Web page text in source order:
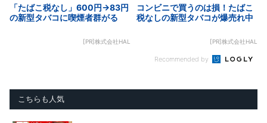
「たばこ税なし」600円→83円
の新型タバコに喫煙者群がる
[PR]株式会社HAL
コンビニで買うのは損！たばこ
税なしの新型タバコが爆売れ中
[PR]株式会社HAL
Recommended by
こちらも人気